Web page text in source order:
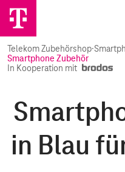
Telekom Zubehörshop·
Smartphone Zubehör
In Kooperation mit
in Blau